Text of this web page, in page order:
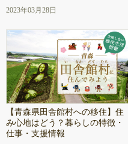
2023年03月28日
【青森県田舎館村への移住】住
み心地はどう？暮らしの特徴・
仕事・支援情報